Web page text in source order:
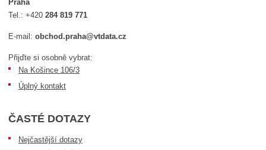
Praha
Tel.:+420284 819 771
E-mail:obchod.praha@vtdata.cz
Přijďte si osobně vybrat:
Na Košince 106/3
Úplný kontakt
ČASTÉ DOTAZY
Nejčastější dotazy